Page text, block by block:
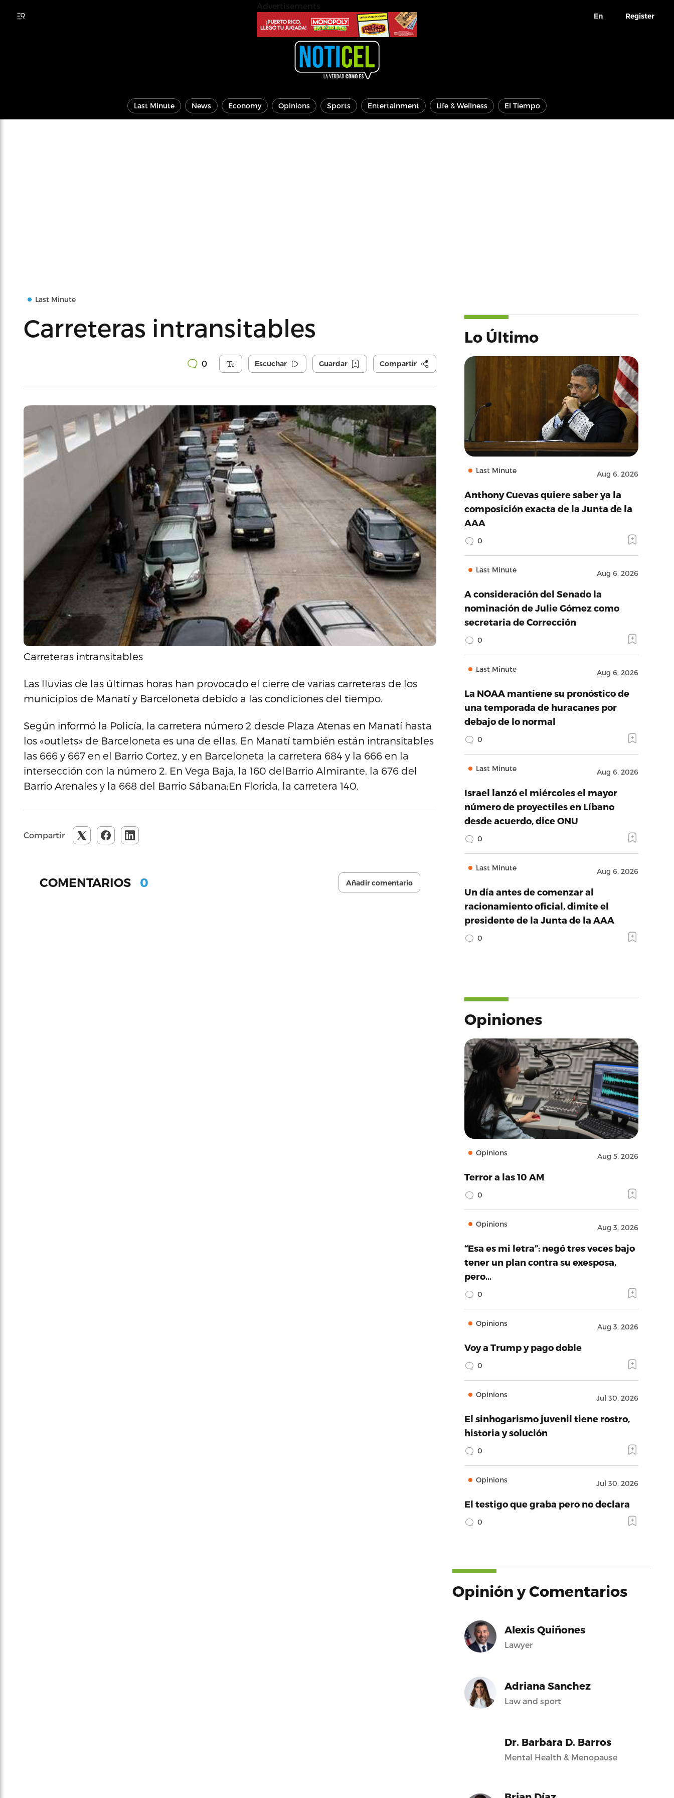
En Register
Last Minute News Economy Opinions Sports Entertainment Life & Wellness El Tiempo
Last Minute
Carreteras intransitables
0 Escuchar Guardar Compartir
Carreteras intransitables
Las lluvias de las últimas horas han provocado el cierre de varias carreteras de los
municipios de Manatí y Barceloneta debido a las condiciones del tiempo.
Según informó la Policía, la carretera número 2 desde Plaza Atenas en Manatí hasta
los «outlets» de Barceloneta es una de ellas. En Manatí también están intransitables
las 666 y 667 en el Barrio Cortez, y en Barceloneta la carretera 684 y la 666 en la
intersección con la número 2. En Vega Baja, la 160 delBarrio Almirante, la 676 del
Barrio Arenales y la 668 del Barrio Sábana;En Florida, la carretera 140.
Compartir
COMENTARIOS 0 Añadir comentario
Lo Último
Last Minute Aug 6, 2026
Anthony Cuevas quiere saber ya la
composición exacta de la Junta de la
AAA
0
Last Minute Aug 6, 2026
A consideración del Senado la
nominación de Julie Gómez como
secretaria de Corrección
0
Last Minute Aug 6, 2026
La NOAA mantiene su pronóstico de
una temporada de huracanes por
debajo de lo normal
0
Last Minute Aug 6, 2026
Israel lanzó el miércoles el mayor
número de proyectiles en Líbano
desde acuerdo, dice ONU
0
Last Minute Aug 6, 2026
Un día antes de comenzar al
racionamiento oficial, dimite el
presidente de la Junta de la AAA
0
Opiniones
Opinions Aug 5, 2026
Terror a las 10 AM
0
Opinions Aug 3, 2026
“Esa es mi letra”: negó tres veces bajo
tener un plan contra su exesposa,
pero…
0
Opinions Aug 3, 2026
Voy a Trump y pago doble
0
Opinions Jul 30, 2026
El sinhogarismo juvenil tiene rostro,
historia y solución
0
Opinions Jul 30, 2026
El testigo que graba pero no declara
0
Opinión y Comentarios
Alexis Quiñones
Lawyer
Adriana Sanchez
Law and sport
Dr. Barbara D. Barros
Mental Health & Menopause